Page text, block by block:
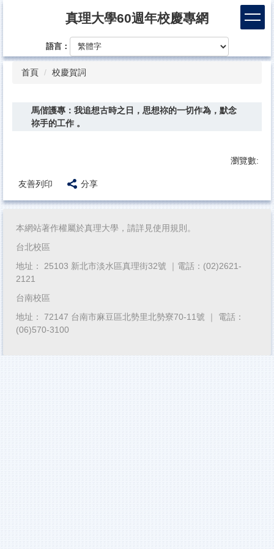
內
真理大學60週年校慶專網
語言：
首頁 校慶賀詞
馬偕護專：我追想古時之日，思想祢的一切作為，默念
祢手的工作 。
瀏覽數:
友善列印 分享
本網站著作權屬於真理大學，請詳見使用規則。
台北校區
地址： 25103 新北市淡水區真理街32號 ｜電話：(02)2621-
2121
台南校區
地址： 72147 台南市麻豆區北勢里北勢寮70-11號 ｜ 電話：
(06)570-3100